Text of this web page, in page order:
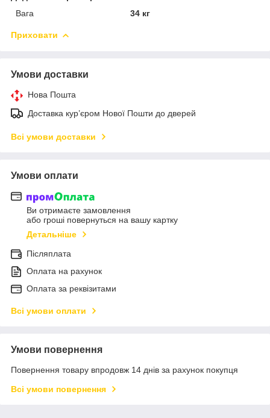
Вага
34 кг
Приховати
Умови доставки
Нова Пошта
Доставка кур’єром Нової Пошти до дверей
Всі умови доставки
Умови оплати
Ви отримаєте замовлення
або гроші повернуться на вашу картку
Детальніше
Післяплата
Оплата на рахунок
Оплата за реквізитами
Всі умови оплати
Умови повернення
Повернення товару впродовж 14 днів за рахунок покупця
Всі умови повернення